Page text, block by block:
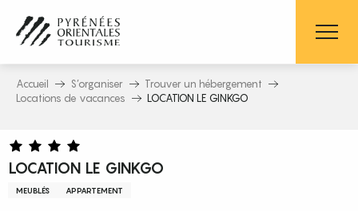
contenu
principal
Accueil S’organiser
Trouver un hébergement
Locations de vacances
LOCATION LE GINKGO
LOCATION LE GINKGO
MEUBLÉS APPARTEMENT